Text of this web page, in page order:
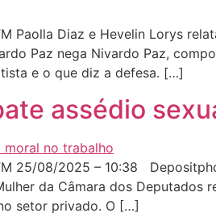
Paolla Diaz e Hevelin Lorys
Paz nega Nivardo Paz,
e o que diz a defesa. […]
assédio
25/08/2025 – 10:38
da Câmara dos
setor privado. O […]